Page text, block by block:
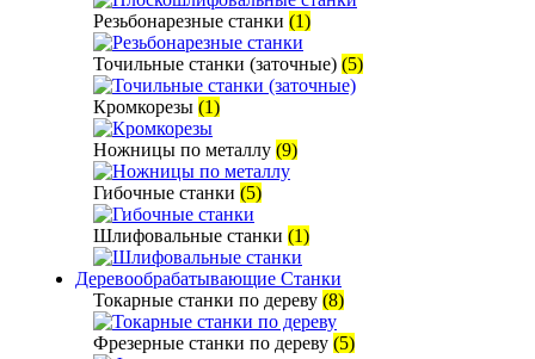
Резьбонарезные станки (1)
Точильные станки (заточные) (5)
Кромкорезы (1)
Ножницы по металлу (9)
Гибочные станки (5)
Шлифовальные станки (1)
Деревообрабатывающие Станки
Токарные станки по дереву (8)
Фрезерные станки по дереву (5)